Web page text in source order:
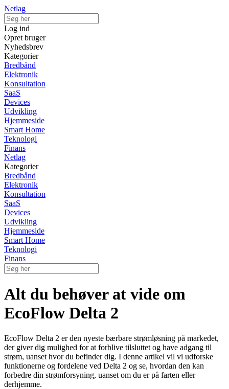
Netlag
Log ind
Opret bruger
Nyhedsbrev
Kategorier
Bredbånd
Elektronik
Konsultation
SaaS
Devices
Udvikling
Hjemmeside
Smart Home
Teknologi
Finans
Netlag
Kategorier
Bredbånd
Elektronik
Konsultation
SaaS
Devices
Udvikling
Hjemmeside
Smart Home
Teknologi
Finans
Alt du behøver at vide om
EcoFlow Delta 2
EcoFlow Delta 2 er den nyeste bærbare strømløsning på markedet,
der giver dig mulighed for at forblive tilsluttet og have adgang til
strøm, uanset hvor du befinder dig. I denne artikel vil vi udforske
funktionerne og fordelene ved Delta 2 og se, hvordan den kan
forbedre din strømforsyning, uanset om du er på farten eller
derhjemme.